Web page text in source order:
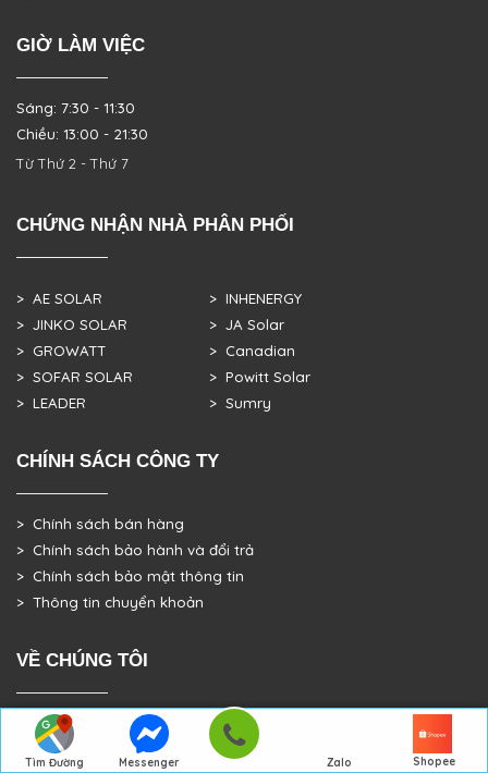
Tìm Đường
Messenger Zalo Shopee
GIỜ LÀM VIỆC
Sáng: 7:30 - 11:30
Chiều: 13:00 - 21:30
Từ Thứ 2 - Thứ 7
CHỨNG NHẬN NHÀ PHÂN PHỐI
> AE SOLAR
> JINKO SOLAR
> GROWATT
> SOFAR SOLAR
> LEADER
> INHENERGY
> JA Solar
> Canadian
> Powitt Solar
> Sumry
CHÍNH SÁCH CÔNG TY
> Chính sách bán hàng
> Chính sách bảo hành và đổi trả
> Chính sách bảo mật thông tin
> Thông tin chuyển khoản
VỀ CHÚNG TÔI
> GIỚI THIỆU
> TRANG CHỦ